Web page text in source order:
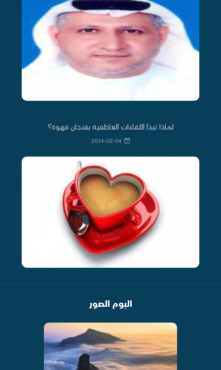
لماذا تبدأ اللقاءات العاطفية بفنجان قهوة؟
2014-02-04
البوم الصور